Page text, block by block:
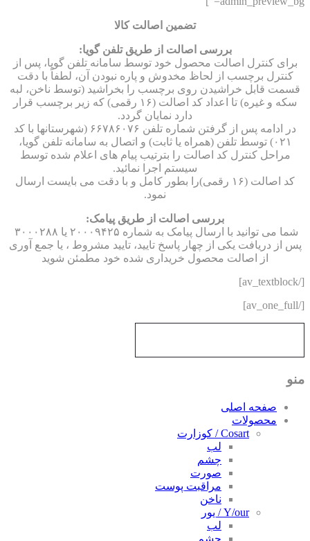
تضمین اصالت کالا
بررسی اصالت از طریق تلفن گویا:
کنترل اصالت محصول خود توسط سامانه تلفن گویا، پس از
کنترل برچسب از لحاظ مخدوش و پاره نبودن آن، لطفاً با دقت
قابل خراشیدن روی برچسب را بخراشید (توسط ناخن، لبه
سکه و غیره) تا اعداد کد اصالت (۱۶ رقمی) که زیر برچسب قرار
دارد نمایان گردد.
در ادامه پس از گرفتن شماره تلفن ۶۶۷۸۶۰۷۶ (شهرستانها با کد
۰۲۱) توسط تلفن
(همراه یا ثابت) و اتصال به سامانه تلفن گویا،
مراحل کنترل کد اصالت را بترتیب پیام های اعلام شده توسط
سیستم اجرا نمائید.
کد اصالت (۱۶ رقمی)را بطور کامل و با دقت می بایست ارسال
نمود.
بررسی اصالت از طریق پیامک:
شما می توانید با ارسال پیامک به شماره ۲۰۰۰۹۴۲۵ یا ۳۰۰۰۲۸۸
از دریافت یکی از چهار پاسخ تایید، تایید مشروط ، یا جمع آوری
از اصالت محصول خریداری شده خود مطمئن شوید
صفحه اصلی
محصولات
Cosart / کوزارت
لب
چشم
صورت
مراقبت پوست
ناخن
Y/our / یور
لب
چشم